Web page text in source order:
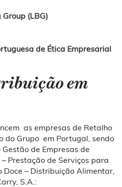
(LBG)
de Ética Empresarial
em
as empresas de Retalho
do Grupo em Portugal, sendo
de Empresas de
– Prestação de Serviços para
Doce – Distribuição Alimentar,
S.A.: